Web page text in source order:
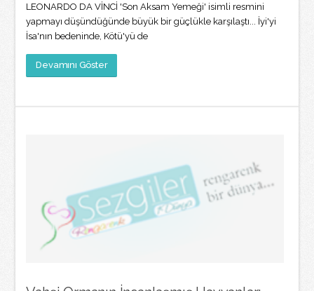
LEONARDO DA VİNCİ 'Son Aksam Yemeği' isimli resmini
yapmayı düşündüğünde büyük bir güçlükle karşılaştı... İyi'yi
İsa'nın bedeninde, Kötü'yü de
Devamını Göster